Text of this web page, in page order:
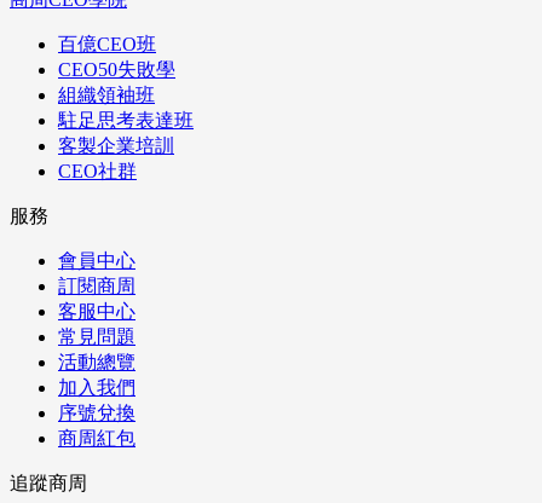
百億CEO班
CEO50失敗學
組織領袖班
駐足思考表達班
客製企業培訓
CEO社群
服務
會員中心
訂閱商周
客服中心
常見問題
活動總覽
加入我們
序號兌換
商周紅包
追蹤商周